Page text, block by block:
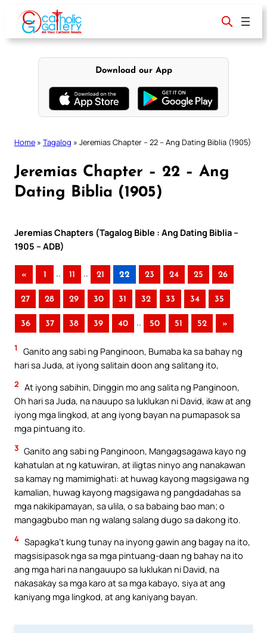
content
Download our App
Home » Tagalog » Jeremias Chapter – 22 – Ang Dating Biblia (1905)
Jeremias Chapter – 22 – Ang
Dating Biblia (1905)
Jeremias Chapters (Tagalog Bible : Ang Dating Biblia –
1905 – ADB)
« 1 .. 11 .. 21 22 23 24 25 26
27 28 29 30 31 32 33 34 35
36 37 38 39 40 .. 50 51 52 »
1
Ganito ang sabi ng Panginoon, Bumaba ka sa bahay ng
hari sa Juda, at iyong salitain doon ang salitang ito,
2 At iyong sabihin, Dinggin mo ang salita ng Panginoon,
Oh hari sa Juda, na nauupo sa luklukan ni David, ikaw at ang
iyong mga lingkod, at ang iyong bayan na pumapasok sa
mga pintuang ito.
3 Ganito ang sabi ng Panginoon, Mangagsagawa kayo ng
kahatulan at ng katuwiran, at iligtas ninyo ang nanakawan
sa kamay ng mamimighati: at huwag kayong magsigawa ng
kamalian, huwag kayong magsigawa ng pangdadahas sa
mga nakikipamayan, sa ulila, o sa babaing bao man; o
mangagbubo man ng walang salang dugo sa dakong ito.
4 Sapagka’t kung tunay na inyong gawin ang bagay na ito,
magsisipasok nga sa mga pintuang-daan ng bahay na ito
ang mga hari na nangauupo sa luklukan ni David, na
nakasakay sa mga karo at sa mga kabayo, siya at ang
kaniyang mga lingkod, at ang kaniyang bayan.